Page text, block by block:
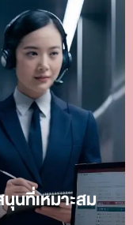
นที่เหมาะสม